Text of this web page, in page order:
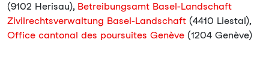
(9102 Herisau), Betreibungsamt Basel-Landschaft
Zivilrechtsverwaltung Basel-Landschaft (4410 Liestal),
Office cantonal des poursuites Genève (1204 Genève)